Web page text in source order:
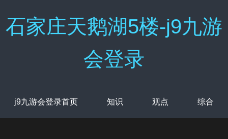
石家庄天鹅湖5楼-j9九游
会登录
j9九游会登录首页 知识 观点 综合